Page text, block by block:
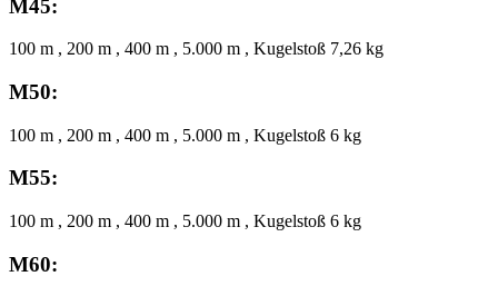
M45:
100 m , 200 m , 400 m , 5.000 m , Kugelstoß 7,26 kg
M50:
100 m , 200 m , 400 m , 5.000 m , Kugelstoß 6 kg
M55:
100 m , 200 m , 400 m , 5.000 m , Kugelstoß 6 kg
M60: